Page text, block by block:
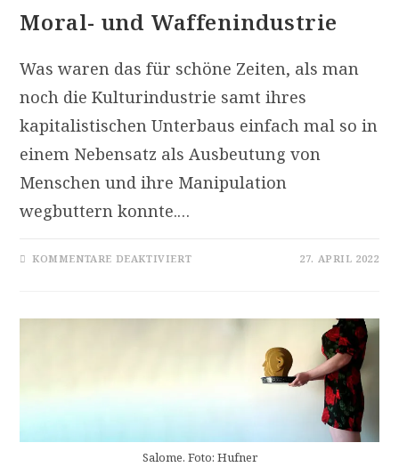
Moral- und Waffenindustrie
Was waren das für schöne Zeiten, als man
noch die Kulturindustrie samt ihres
kapitalistischen Unterbaus einfach mal so in
einem Nebensatz als Ausbeutung von
Menschen und ihre Manipulation
wegbuttern konnte.…
KOMMENTARE DEAKTIVIERTFÜR 27. APRIL 2022
Salome. Foto: Hufner